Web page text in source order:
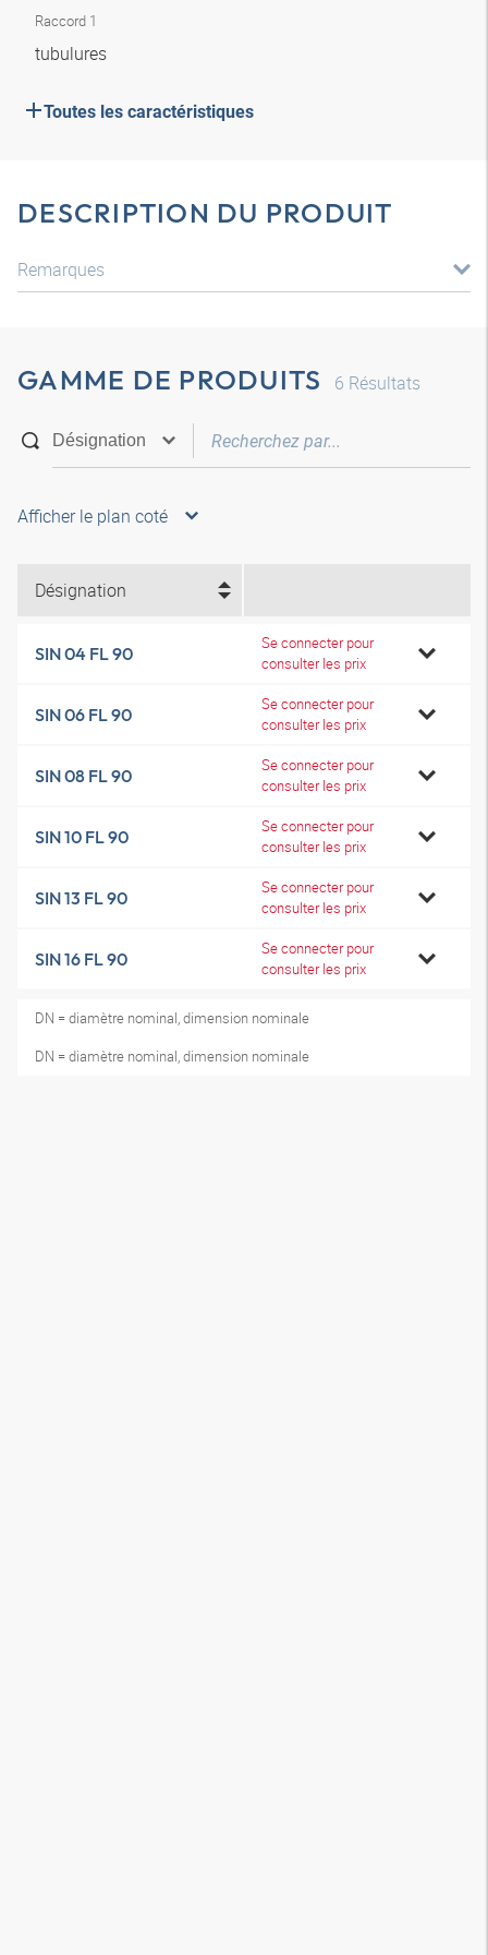
Raccord 1
tubulures
Toutes les caractéristiques
DESCRIPTION DU PRODUIT
Remarques
GAMME DE PRODUITS 6 Résultats
Afficher le plan coté
Désignation
SIN 04 FL 90
Se connecter pour
consulter les prix
SIN 06 FL 90
Se connecter pour
consulter les prix
SIN 08 FL 90
Se connecter pour
consulter les prix
SIN 10 FL 90
Se connecter pour
consulter les prix
SIN 13 FL 90
Se connecter pour
consulter les prix
SIN 16 FL 90
Se connecter pour
consulter les prix
DN = diamètre nominal, dimension nominale
DN = diamètre nominal, dimension nominale